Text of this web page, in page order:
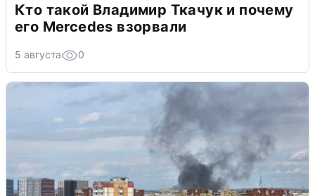
Кто такой Владимир Ткачук и почему
его Mercedes взорвали
5 августа 0